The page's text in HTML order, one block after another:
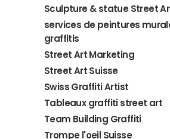
Sculpture & statue Street
services de peintures
graffitis
Street Art Marketing
Street Art Suisse
Swiss Graffiti Artist
Tableaux graffiti street art
Team Building Graffiti
Trompe l'oeil Suisse